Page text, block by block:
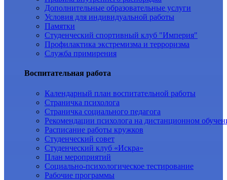
Дополнительные образовательные услуги
Условия для индивидуальной работы
Памятки
Студенческий спортивный клуб "Империя"
Профилактика экстремизма и терроризма
Служба примирения
Воспитательная работа
Календарный план воспитательной работы
Страничка психолога
Страничка социального педагога
Рекомендации психолога на дистанционном
Расписание работы кружков
Студенческий совет
Студенческий клуб «Искра»
План мероприятий
Социально-психологическое тестирование
Рабочие программы